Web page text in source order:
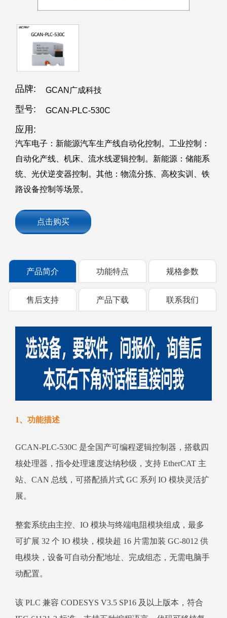
品牌: GCAN广成科技
型号: GCAN-PLC-530C
应用:
汽车电子：新能源汽车生产线自动化控制。工业控制：
自动化产线、机床、流水线逻辑控制。新能源：储能系
统、光伏逆变器控制。其他：物流分拣、高校实训、铁
路设备控制等场景。
点击购买
产品简介 功能特点 规格参数
售后支持 产品下载 联系我们
1、功能描述
GCAN‑PLC‑530C 是全国产可编程逻辑控制器，搭载四
核处理器，指令处理速度达纳秒级，支持 EtherCAT 主
站、CAN 总线，可搭配插片式 GC 系列 IO 模块灵活扩
展。
整套系统由主控、IO 模块与终端电阻模块组成，最多
可扩展 32 个 IO 模块，模块超 16 片需加装 GC‑8012 供
电模块，设备可自动分配地址、完成组态，无需电脑手
动配置。
该 PLC 兼容 CODESYS V3.5 SP16 及以上版本，符合